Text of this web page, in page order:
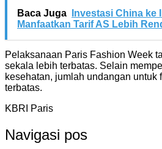
Baca Juga
Investasi China ke
Manfaatkan Tarif AS Lebih
Pelaksanaan Paris Fashion Week
sekala lebih terbatas. Selain
kesehatan, jumlah undangan untuk
terbatas.
KBRI Paris
Navigasi pos